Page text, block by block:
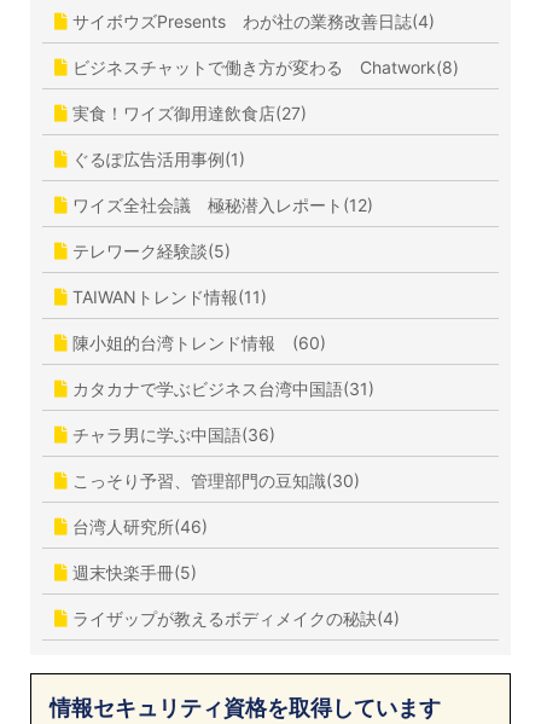
サイボウズPresents わが社の業務改善日誌(4)
ビジネスチャットで働き方が変わる Chatwork(8)
実食！ワイズ御用達飲食店(27)
ぐるぽ広告活用事例(1)
ワイズ全社会議 極秘潜入レポート(12)
テレワーク経験談(5)
TAIWANトレンド情報(11)
陳小姐的台湾トレンド情報 (60)
カタカナで学ぶビジネス台湾中国語(31)
チャラ男に学ぶ中国語(36)
こっそり予習、管理部門の豆知識(30)
台湾人研究所(46)
週末快楽手冊(5)
ライザップが教えるボディメイクの秘訣(4)
情報セキュリティ資格を取得しています